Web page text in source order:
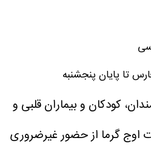
تا پایان پنجشنبه
کودکان و بیماران قلبی و
اوج گرما از حضور غیرضروری